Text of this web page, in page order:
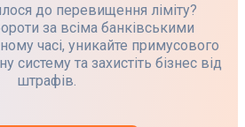
до перевищення ліміту?
за всіма банківськими
часі, уникайте примусового
систему та захистіть бізнес від
штрафів.